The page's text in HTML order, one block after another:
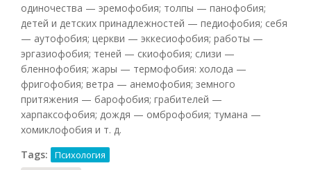
одиночества — эремофобия; толпы — панофобия;
детей и детских принадлежностей — педиофобия; себя
— аутофобия; церкви — эккесиофобия; работы —
эргазиофобия; теней — скиофобия; слизи —
бленнофобия; жары — термофобия: холода —
фригофобия; ветра — анемофобия; земного
притяжения — барофобия; грабителей —
харпаксофобия; дождя — омброфобия; тумана —
хомиклофобия и т. д.
Tags:
Психология